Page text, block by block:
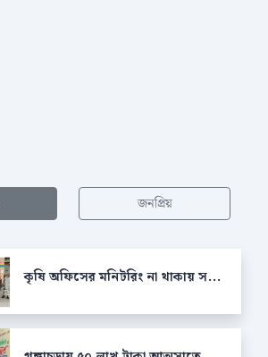
জনপ্রিয়
কৃষি অফিসের মনিটরিং না থাকায় স...